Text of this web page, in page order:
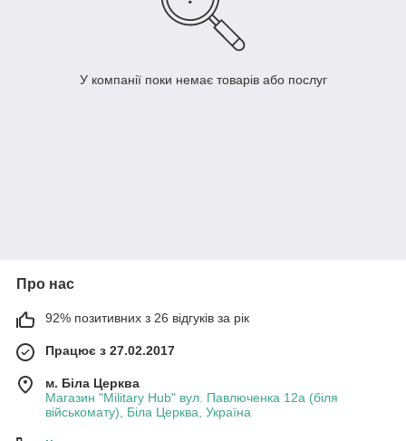
У компанії поки немає товарів або послуг
Про нас
92% позитивних з 26 відгуків за рік
Працює з 27.02.2017
м. Біла Церква
Магазин "Military Hub" вул. Павлюченка 12а (біля
військомату), Біла Церква, Україна